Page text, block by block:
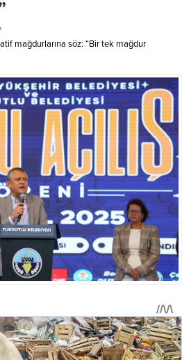
mağdurlarına söz: “Bir tek mağdur